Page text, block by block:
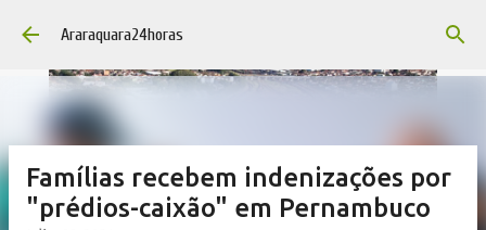
Pular para o conteúdo principal
Araraquara24horas
Famílias recebem indenizações por
"prédios-caixão" em Pernambuco